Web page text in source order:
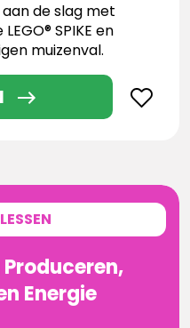
de slag met
SPIKE en
muizenval.
Energie